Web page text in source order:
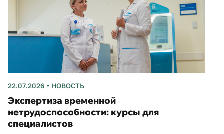
22.07.2026 НОВОСТЬ
Экспертиза временной
нетрудоспособности: курсы для
специалистов